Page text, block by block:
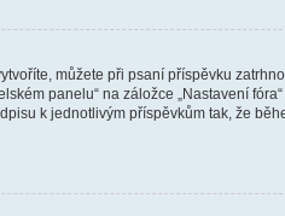
můžete při psaní příspěvku
panelu“ na záložce „Nastavení
k jednotlivým příspěvkům tak, že